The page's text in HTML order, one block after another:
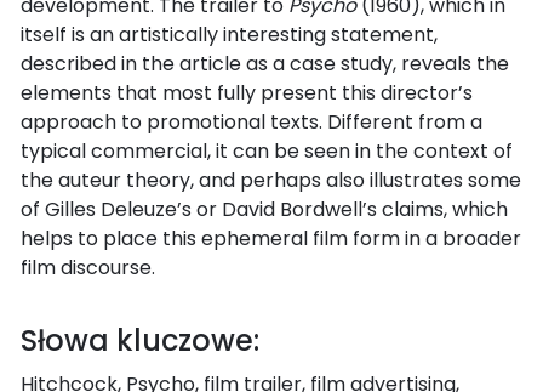
itself is an artistically interesting statement,
described in the article as a case study, reveals the
elements that most fully present this director’s
approach to promotional texts. Different from a
typical commercial, it can be seen in the context of
the auteur theory, and perhaps also illustrates some
of Gilles Deleuze’s or David Bordwell’s claims, which
helps to place this ephemeral film form in a broader
film discourse.
Słowa kluczowe:
Hitchcock, Psycho, film trailer, film advertising,